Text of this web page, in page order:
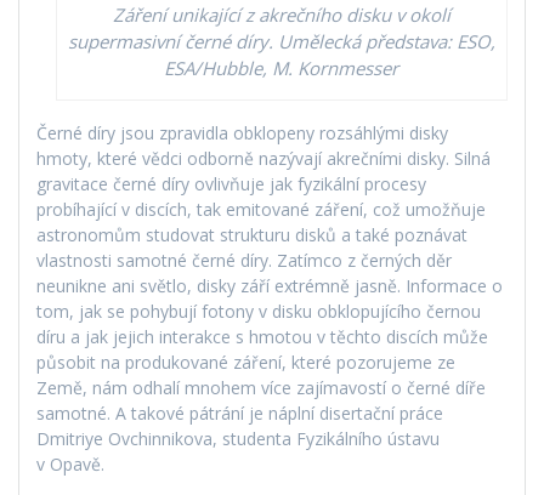
Záření unikající z akrečního disku v okolí
supermasivní černé díry. Umělecká představa: ESO,
ESA/Hubble, M. Kornmesser
Černé díry jsou zpravidla obklopeny rozsáhlými disky
hmoty, které vědci odborně nazývají akrečními disky. Silná
gravitace černé díry ovlivňuje jak fyzikální procesy
probíhající v discích, tak emitované záření, což umožňuje
astronomům studovat strukturu disků a také poznávat
vlastnosti samotné černé díry. Zatímco z černých děr
neunikne ani světlo, disky září extrémně jasně. Informace o
tom, jak se pohybují fotony v disku obklopujícího černou
díru a jak jejich interakce s hmotou v těchto discích může
působit na produkované záření, které pozorujeme ze
Země, nám odhalí mnohem více zajímavostí o černé díře
samotné. A takové pátrání je náplní disertační práce
Dmitriye Ovchinnikova, studenta Fyzikálního ústavu
v Opavě.